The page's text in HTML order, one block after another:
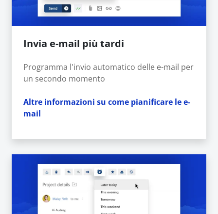
Invia e-mail più tardi
Programma l'invio automatico delle e-mail per
un secondo momento
Altre informazioni su come pianificare le e-
mail